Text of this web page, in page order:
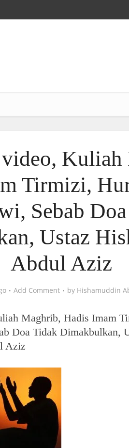
video,
Tirmizi,
Sebab
Ustaz
Abdul Aziz
Add Comment by Hishamuddin
Maghrib, Hadis Imam
Doa Tidak Dimakbulkan,
Aziz